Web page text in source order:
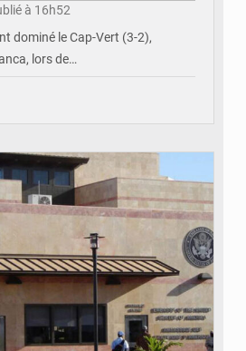
à 16h52
dominé le Cap-Vert (3-2),
lors de…